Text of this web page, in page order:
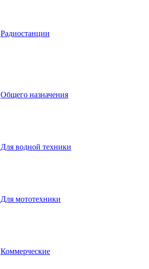
Радиостанции
Общего назначения
Для водной техники
Для мототехники
Коммерческие